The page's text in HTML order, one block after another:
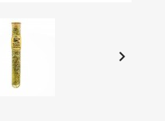
